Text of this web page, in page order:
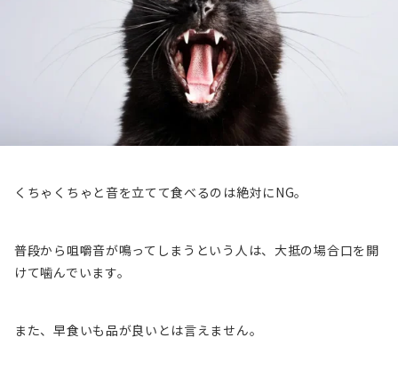
くちゃくちゃと音を立てて食べるのは絶対にNG。
普段から咀嚼音が鳴ってしまうという人は、大抵の場合口を開
けて噛んでいます。
また、早食いも品が良いとは言えません。